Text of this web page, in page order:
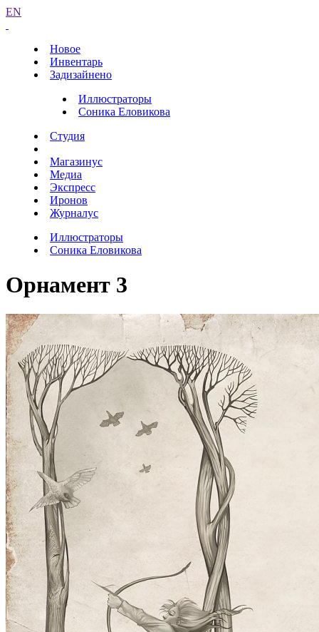
EN
Новое
Инвентарь
Задизайнено
Иллюстраторы
Соника Еловикова
Студия
Магазинус
Медиа
Экспресс
Иронов
Журналус
Иллюстраторы
Соника Еловикова
Орнамент 3